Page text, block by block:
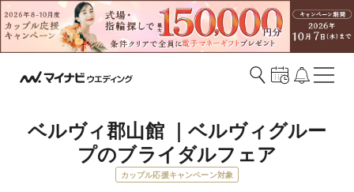
ベルヴィ郡山館 ｜ベルヴィグルー
プのブライダルフェア
カップル応援キャンペーン対象